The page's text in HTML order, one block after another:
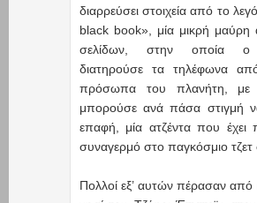
διαρρεύσει στοιχεία από το
black book», μία μικρή μαύρη
σελίδων, στην οποία ο
διατηρούσε τα τηλέφωνα
πρόσωπα του πλανήτη, με
μπορούσε ανά πάσα στιγμή
επαφή, μία ατζέντα που έχει
συναγερμό στο παγκόσμιο τζετ
Πολλοί εξ’ αυτών πέρασαν από